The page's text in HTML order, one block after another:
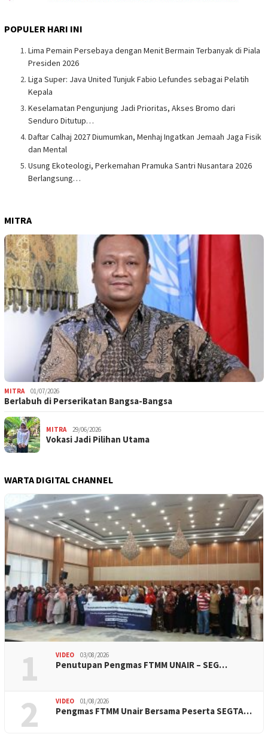
POPULER HARI INI
Lima Pemain Persebaya dengan Menit Bermain Terbanyak di Piala
Presiden 2026
Liga Super: Java United Tunjuk Fabio Lefundes sebagai Pelatih
Kepala
Keselamatan Pengunjung Jadi Prioritas, Akses Bromo dari
Senduro Ditutup…
Daftar Calhaj 2027 Diumumkan, Menhaj Ingatkan Jemaah Jaga Fisik
dan Mental
Usung Ekoteologi, Perkemahan Pramuka Santri Nusantara 2026
Berlangsung…
MITRA
MITRA 01/07/2026
Berlabuh di Perserikatan Bangsa-Bangsa
MITRA 29/06/2026
Vokasi Jadi Pilihan Utama
WARTA DIGITAL CHANNEL
1 VIDEO 03/08/2026
Penutupan Pengmas FTMM UNAIR – SEG…
2 VIDEO 01/08/2026
Pengmas FTMM Unair Bersama Peserta SEGTA…